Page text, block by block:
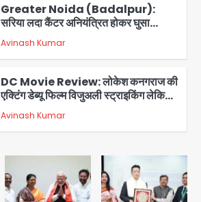
Greater Noida (Badalpur):
सरिया लदा कैंटर अनियंत्रित होकर घुसा
किराना दुकान में , ड्राइवर की मौत
Avinash Kumar
DC Movie Review: लोकेश कनगराज की
एक्टिंग डेब्यू फिल्म विजुअली स्ट्राइकिंग लेकिन
स्क्रीनप्ले में कमजोर, लेकिन कहानी अधूरी रह
गई, 3 स्टार रेटिंग
Avinash Kumar
Felix Hospital Noida: फेलिक्स
हॉस्पिटल और नोएडा लोक मंच की पहल, अब
सिर्फ 30 रुपये में मिलेगी 24 घंटे ऑनलाइन
डॉक्टर परामर्श सुविधा
Avinash Kumar